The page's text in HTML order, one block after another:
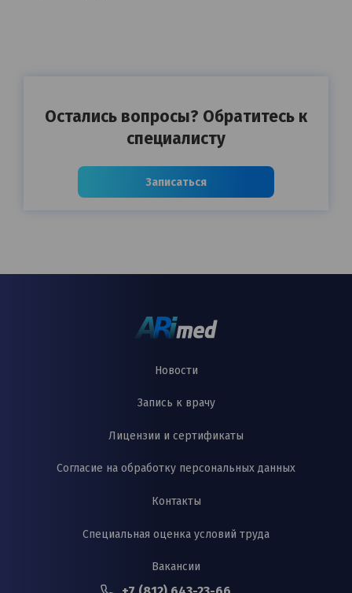
Остались вопросы? Обратитесь к
специалисту
Записаться
Новости
Запись к врачу
Лицензии и сертификаты
Согласие на обработку персональных данных
Контакты
Специальная оценка условий труда
Вакансии